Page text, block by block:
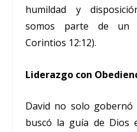
humildad y
somos parte de un
Corintios 12:12).
Liderazgo con
David no solo
buscó la guía de Dios